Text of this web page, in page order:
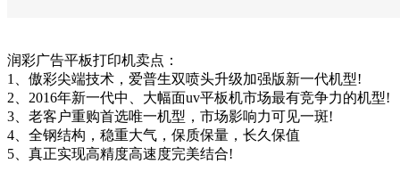
润彩广告平板打印机卖点：
1、傲彩尖端技术，爱普生双喷头升级加强版新一代机型!
2、2016年新一代中、大幅面uv平板机市场最有竞争力的机型!
3、老客户重购首选唯一机型，市场影响力可见一斑!
4、全钢结构，稳重大气，保质保量，长久保值
5、真正实现高精度高速度完美结合!